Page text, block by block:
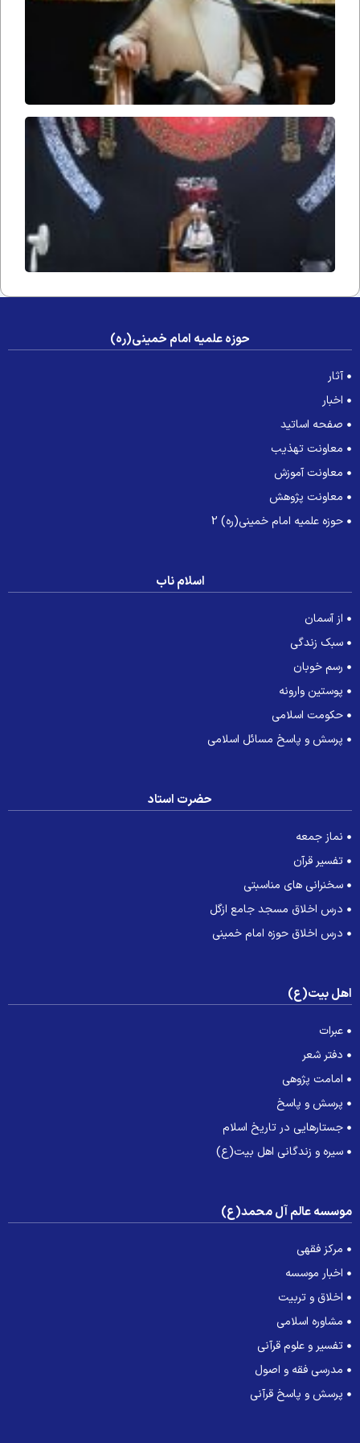
حریم
حوزه علمیه امام خمینی(ره)
آثار
اخبار
صفحه اساتید
معاونت تهذیب
معاونت آموزش
معاونت پژوهش
حوزه علمیه امام خمینی(ره) 2
اسلام ناب
از آسمان
سبک زندگی
رسم خوبان
پوستین وارونه
حکومت اسلامی
پرسش و پاسخ مسائل اسلامی
حضرت استاد
نماز جمعه
تفسیر قرآن
سخنرانی های مناسبتی
درس اخلاق مسجد جامع ازگل
درس اخلاق حوزه امام خمینی
بیت(ع)
عبرات
دفتر شعر
امامت پژوهی
پرسش و پاسخ
جستارهایی در تاریخ اسلام
سیره و زندگانی اهل بیت(ع)
عالم آل محمد(ع)
مرکز فقهی
اخبار موسسه
اخلاق و تربیت
مشاوره اسلامی
تفسیر و علوم قرآنی
مدرسی فقه و اصول
پرسش و پاسخ قرآنی